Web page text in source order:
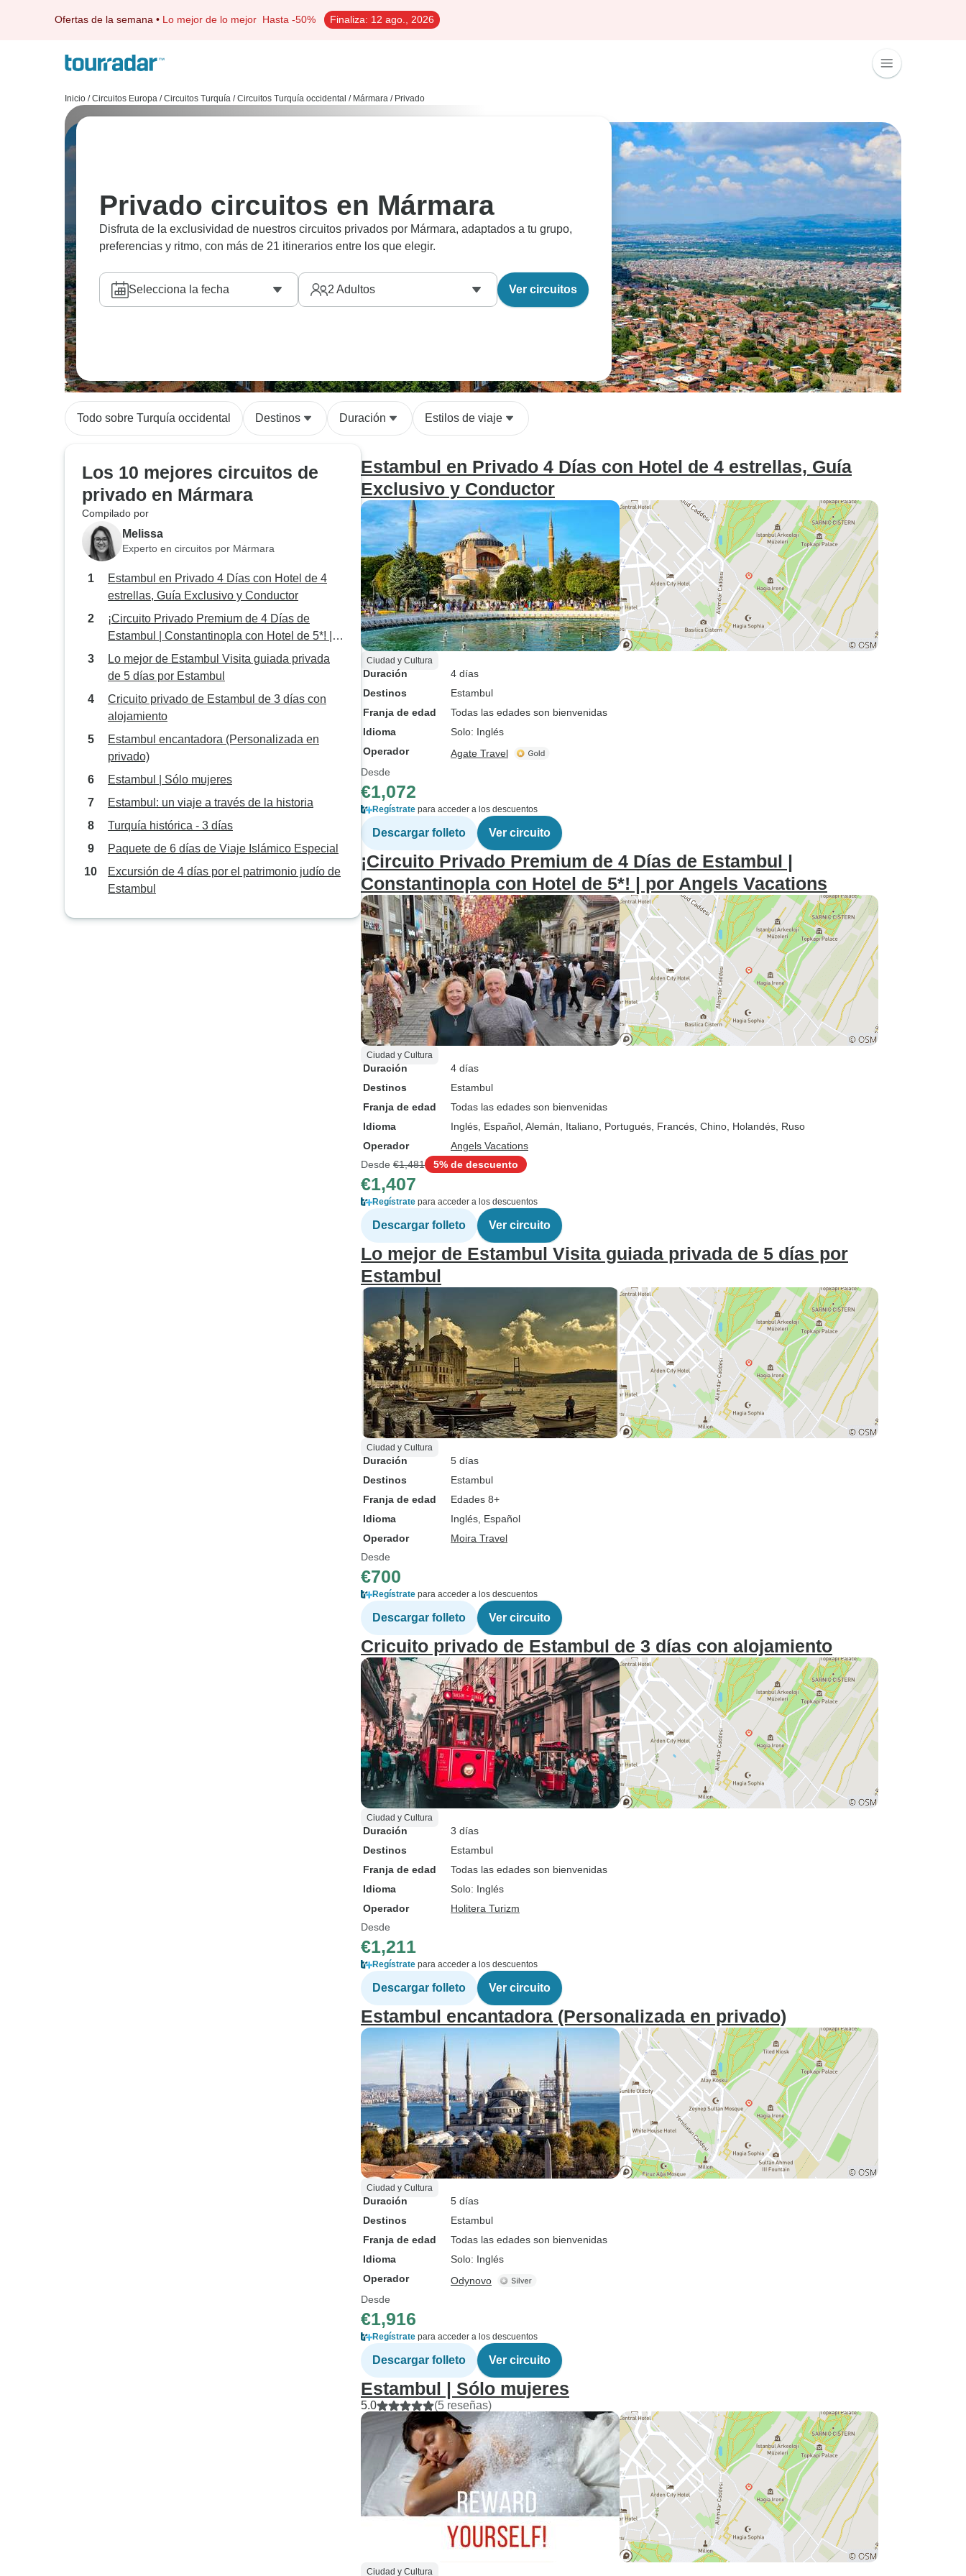
Ofertas de la semana • Lo mejor de lo mejor Hasta -50% Finaliza: 12 ago., 2026
Inicio / Circuitos Europa / Circuitos Turquía / Circuitos Turquía occidental / Mármara / Privado
Privado circuitos en Mármara
Disfruta de la exclusividad de nuestros circuitos privados por Mármara, adaptados a tu grupo,
preferencias y ritmo, con más de 21 itinerarios entre los que elegir.
Selecciona la fecha 2 Adultos Ver circuitos
Todo sobre Turquía occidental Destinos Duración Estilos de viaje
Los 10 mejores circuitos de
privado en Mármara
Compilado por
Melissa
Experto en circuitos por Mármara
Estambul en Privado 4 Días con Hotel de 4
estrellas, Guía Exclusivo y Conductor
¡Circuito Privado Premium de 4 Días de
Estambul | Constantinopla con Hotel de 5*! |
por Angels Vacations
Lo mejor de Estambul Visita guiada privada
de 5 días por Estambul
Cricuito privado de Estambul de 3 días con
alojamiento
Estambul encantadora (Personalizada en
privado)
Estambul | Sólo mujeres
Estambul: un viaje a través de la historia
Turquía histórica - 3 días
Paquete de 6 días de Viaje Islámico Especial
Excursión de 4 días por el patrimonio judío de
Estambul
Estambul en Privado 4 Días con Hotel de 4 estrellas, Guía
Exclusivo y Conductor
Ciudad y Cultura
Duración
4 días
Destinos
Estambul
Franja de edad
Todas las edades son bienvenidas
Idioma
Solo: Inglés
Operador
Agate Travel
Desde
€1,072
Regístrate para acceder a los descuentos
Descargar folleto Ver circuito
¡Circuito Privado Premium de 4 Días de Estambul |
Constantinopla con Hotel de 5*! | por Angels Vacations
Ciudad y Cultura
Duración
4 días
Destinos
Estambul
Franja de edad
Todas las edades son bienvenidas
Idioma
Inglés, Español, Alemán, Italiano, Portugués, Francés, Chino, Holandés, Ruso
Operador
Angels Vacations
Desde €1,481 5% de descuento
€1,407
Regístrate para acceder a los descuentos
Descargar folleto Ver circuito
Lo mejor de Estambul Visita guiada privada de 5 días por
Estambul
Ciudad y Cultura
Duración
5 días
Destinos
Estambul
Franja de edad
Edades 8+
Idioma
Inglés, Español
Operador
Moira Travel
Desde
€700
Regístrate para acceder a los descuentos
Descargar folleto Ver circuito
Cricuito privado de Estambul de 3 días con alojamiento
Ciudad y Cultura
Duración
3 días
Destinos
Estambul
Franja de edad
Todas las edades son bienvenidas
Idioma
Solo: Inglés
Operador
Holitera Turizm
Desde
€1,211
Regístrate para acceder a los descuentos
Descargar folleto Ver circuito
Estambul encantadora (Personalizada en privado)
Ciudad y Cultura
Duración
5 días
Destinos
Estambul
Franja de edad
Todas las edades son bienvenidas
Idioma
Solo: Inglés
Operador
Odynovo
Desde
€1,916
Regístrate para acceder a los descuentos
Descargar folleto Ver circuito
Estambul | Sólo mujeres
5.0 (5 reseñas)
Ciudad y Cultura